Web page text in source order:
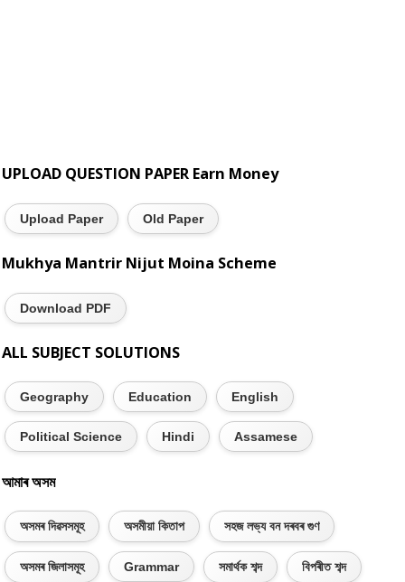
UPLOAD QUESTION PAPER Earn Money
Upload Paper Old Paper
Mukhya Mantrir Nijut Moina Scheme
Download PDF
ALL SUBJECT SOLUTIONS
Geography Education English
Political Science Hindi Assamese
আমাৰ অসম
অসমৰ দিৱসসমূহ অসমীয়া কিতাপ সহজ লভ্য বন দৰবৰ গুণ
অসমৰ জিলাসমূহ Grammar সমাৰ্থক শব্দ বিপৰীত শব্দ